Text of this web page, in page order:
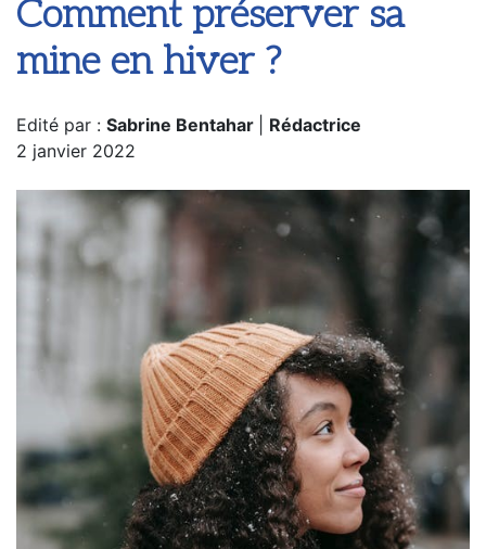
Comment préserver sa
mine en hiver ?
Edité par : Sabrine Bentahar
Rédactrice
2 janvier 2022